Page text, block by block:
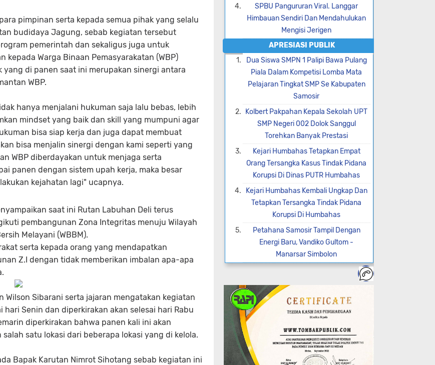
pimpinan serta kepada semua pihak yang selalu
budidaya Jagung, sebab kegiatan tersebut
pemerintah dan sekaligus juga untuk
Warga Binaan Pemasyarakatan (WBP)
yang di panen saat ini merupakan sinergi antara
WBP.
hanya menjalani hukuman saja lalu bebas, lebih
mindset yang baik dan skill yang mumpuni agar
bisa siap kerja dan juga dapat membuat
bisa menjalin sinergi dengan kami seperti yang
WBP diberdayakan untuk menjaga serta
panen dengan sistem upah kerja, maka besar
kejahatan lagi" ucapnya.
saat ini Rutan Labuhan Deli terus
pembangunan Zona Integritas menuju Wilayah
Melayani (WBBM).
serta kepada orang yang mendapatkan
Z.I dengan tidak memberikan imbalan apa-apa
Sibarani serta jajaran mengatakan kegiatan
Senin dan diperkirakan akan selesai hari Rabu
diperkirakan bahwa panen kali ini akan
satu lokasi dari beberapa lokasi yang di kelola.
Bapak Karutan Nimrot Sihotang sebab kegiatan ini
SPBU Pangururan Viral. Langgar
Himbauan Sendiri Dan Mendahulukan
Mengisi Jerigen
APRESIASI PUBLIK
Dua Siswa SMPN 1 Palipi Bawa Pulang
Piala Dalam Kompetisi Lomba Mata
Pelajaran Tingkat SMP Se Kabupaten
Samosir
Kolbert Pakpahan Kepala Sekolah UPT
SMP Negeri 002 Dolok Sanggul
Torehkan Banyak Prestasi
Kejari Humbahas Tetapkan Empat
Orang Tersangka Kasus Tindak Pidana
Korupsi Di Dinas PUTR Humbahas
Kejari Humbahas Kembali Ungkap Dan
Tetapkan Tersangka Tindak Pidana
Korupsi Di Humbahas
Petahana Samosir Tampil Dengan
Energi Baru, Vandiko Gultom -
Manarsar Simbolon